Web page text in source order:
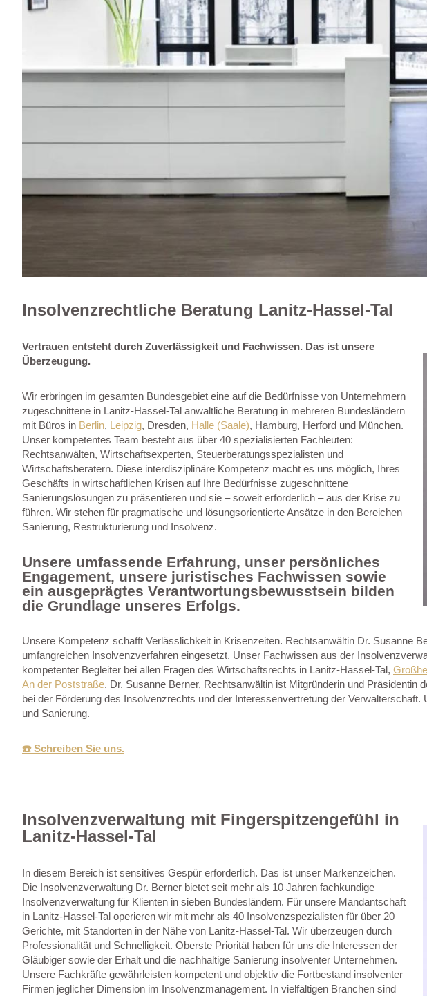
Insolvenzrechtliche Beratung Lanitz-Hassel-Tal
Vertrauen entsteht durch Zuverlässigkeit und Fachwissen. Das ist unsere
Überzeugung.
Wir erbringen im gesamten Bundesgebiet eine auf die Bedürfnisse von Unternehmern
zugeschnittene in Lanitz-Hassel-Tal anwaltliche Beratung in mehreren Bundesländern
mit Büros in Berlin, Leipzig, Dresden, Halle (Saale), Hamburg, Herford und München.
Unser kompetentes Team besteht aus über 40 spezialisierten Fachleuten:
Rechtsanwälten, Wirtschaftsexperten, Steuerberatungsspezialisten und
Wirtschaftsberatern. Diese interdisziplinäre Kompetenz macht es uns möglich, Ihres
Geschäfts in wirtschaftlichen Krisen auf Ihre Bedürfnisse zugeschnittene
Sanierungslösungen zu präsentieren und sie – soweit erforderlich – aus der Krise zu
führen. Wir stehen für pragmatische und lösungsorientierte Ansätze in den Bereichen
Sanierung, Restrukturierung und Insolvenz.
Unsere umfassende Erfahrung, unser persönliches
Engagement, unsere juristisches Fachwissen sowie
ein ausgeprägtes Verantwortungsbewusstsein bilden
die Grundlage unseres Erfolgs.
Unsere Kompetenz schafft Verlässlichkeit in Krisenzeiten. Rechtsanwältin Dr. Susanne
umfangreichen Insolvenzverfahren eingesetzt. Unser Fachwissen aus der
kompetenter Begleiter bei allen Fragen des Wirtschaftsrechts in Lanitz-Hassel-Tal,
An der Poststraße. Dr. Susanne Berner, Rechtsanwältin ist Mitgründerin und
bei der Förderung des Insolvenzrechts und der Interessenvertretung der
und Sanierung.
☎️ Schreiben Sie uns.
Insolvenzverwaltung mit Fingerspitzengefühl in
Lanitz-Hassel-Tal
In diesem Bereich ist sensitives Gespür erforderlich. Das ist unser Markenzeichen.
Die Insolvenzverwaltung Dr. Berner bietet seit mehr als 10 Jahren fachkundige
Insolvenzverwaltung für Klienten in sieben Bundesländern. Für unsere Mandantschaft
in Lanitz-Hassel-Tal operieren wir mit mehr als 40 Insolvenzspezialisten für über 20
Gerichte, mit Standorten in der Nähe von Lanitz-Hassel-Tal. Wir überzeugen durch
Professionalität und Schnelligkeit. Oberste Priorität haben für uns die Interessen der
Gläubiger sowie der Erhalt und die nachhaltige Sanierung insolventer Unternehmen.
Unsere Fachkräfte gewährleisten kompetent und objektiv die Fortbestand insolventer
Firmen jeglicher Dimension im Insolvenzmanagement. In vielfältigen Branchen sind